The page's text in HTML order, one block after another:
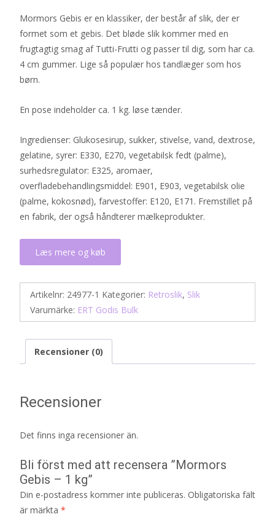
Mormors Gebis er en klassiker, der består af slik, der er
formet som et gebis. Det bløde slik kommer med en
frugtagtig smag af Tutti-Frutti og passer til dig, som har ca.
4 cm gummer. Lige så populær hos tandlæger som hos
børn.
En pose indeholder ca. 1 kg. løse tænder.
Ingredienser: Glukosesirup, sukker, stivelse, vand, dextrose,
gelatine, syrer: E330, E270, vegetabilsk fedt (palme),
surhedsregulator: E325, aromaer,
overfladebehandlingsmiddel: E901, E903, vegetabilsk olie
(palme, kokosnød), farvestoffer: E120, E171. Fremstillet på
en fabrik, der også håndterer mælkeprodukter.
Læs mere og køb
Artikelnr: 24977-1 Kategorier: Retroslik, Slik
Varumärke: ERT Godis Bulk
Recensioner (0)
Recensioner
Det finns inga recensioner än.
Bli först med att recensera ”Mormors
Gebis – 1 kg”
Din e-postadress kommer inte publiceras. Obligatoriska fält
är märkta *